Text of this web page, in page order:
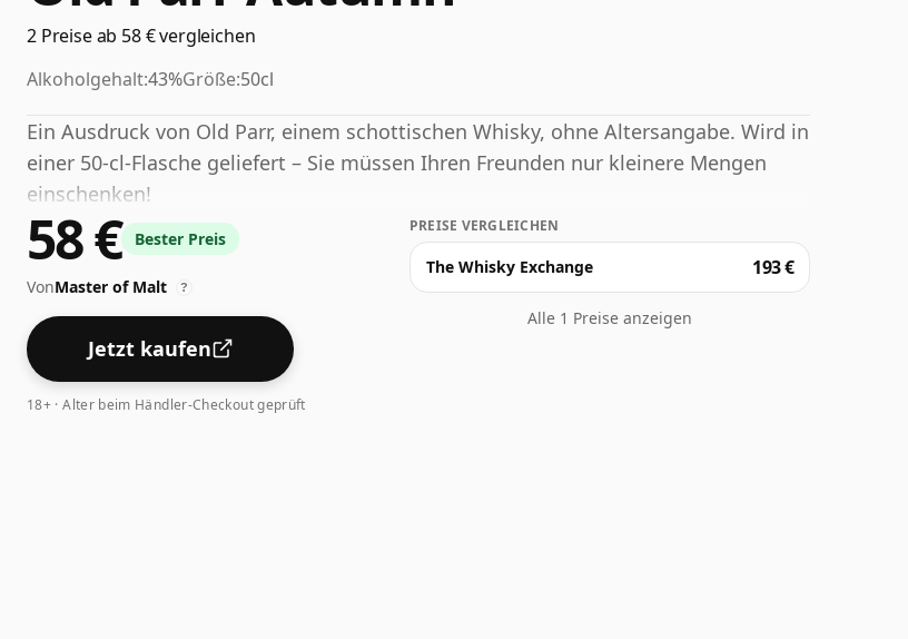
2 Preise ab 58 € vergleichen
Alkoholgehalt:43%Größe:50cl
Ein Ausdruck von Old Parr, einem schottischen Whisky, ohne Altersangabe. Wird in
einer 50-cl-Flasche geliefert – Sie müssen Ihren Freunden nur kleinere Mengen
einschenken!
58 € Bester Preis
VonMaster of Malt ?
Jetzt kaufen
18+ · Alter beim Händler-Checkout geprüft
PREISE VERGLEICHEN
The Whisky Exchange 193 €
Alle 1 Preise anzeigen